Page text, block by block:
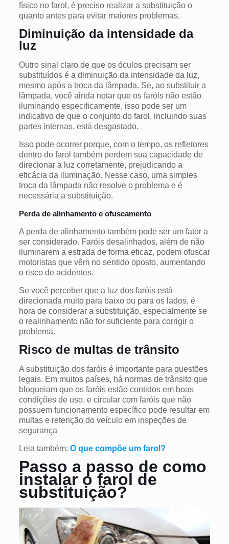
físico no farol, é preciso realizar a substituição o
quanto antes para evitar maiores problemas.
Diminuição da intensidade da
luz
Outro sinal claro de que os óculos precisam ser
substituídos é a diminuição da intensidade da luz,
mesmo após a troca da lâmpada. Se, ao substituir a
lâmpada, você ainda notar que os faróis não estão
iluminando especificamente, isso pode ser um
indicativo de que o conjunto do farol, incluindo suas
partes internas, está desgastado.
Isso pode ocorrer porque, com o tempo, os refletores
dentro do farol também perdem sua capacidade de
direcionar a luz corretamente, prejudicando a
eficácia da iluminação. Nesse caso, uma simples
troca da lâmpada não resolve o problema e é
necessária a substituição.
Perda de alinhamento e ofuscamento
A perda de alinhamento também pode ser um fator a
ser considerado. Faróis desalinhados, além de não
iluminarem a estrada de forma eficaz, podem ofuscar
motoristas que vêm no sentido oposto, aumentando
o risco de acidentes.
Se você perceber que a luz dos faróis está
direcionada muito para baixo ou para os lados, é
hora de considerar a substituição, especialmente se
o realinhamento não for suficiente para corrigir o
problema.
Risco de multas de trânsito
A substituição dos faróis é importante para questões
legais. Em muitos países, há normas de trânsito que
bloqueiam que os faróis estão contidos em boas
condições de uso, e circular com faróis que não
possuem funcionamento específico pode resultar em
multas e retenção do veículo em inspeções de
segurança
Leia também: O que compõe um farol?
Passo a passo de como
instalar o farol de
substituição?